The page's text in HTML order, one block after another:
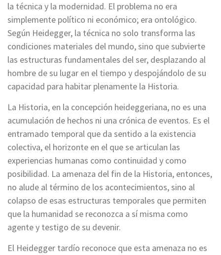
la técnica y la modernidad. El problema no era
simplemente político ni económico; era ontológico.
Según Heidegger, la técnica no solo transforma las
condiciones materiales del mundo, sino que subvierte
las estructuras fundamentales del ser, desplazando al
hombre de su lugar en el tiempo y despojándolo de su
capacidad para habitar plenamente la Historia.
La Historia, en la concepción heideggeriana, no es una
acumulación de hechos ni una crónica de eventos. Es el
entramado temporal que da sentido a la existencia
colectiva, el horizonte en el que se articulan las
experiencias humanas como continuidad y como
posibilidad. La amenaza del fin de la Historia, entonces,
no alude al término de los acontecimientos, sino al
colapso de esas estructuras temporales que permiten
que la humanidad se reconozca a sí misma como
agente y testigo de su devenir.
El Heidegger tardío reconoce que esta amenaza no es